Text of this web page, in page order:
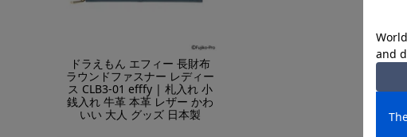
ドラえもん エフィー 長財布
ラウンドファスナー レディー
ス CLB3-01 efffy | 札入れ 小
銭入れ 牛革 本革 レザー かわ
いい 大人 グッズ 日本製